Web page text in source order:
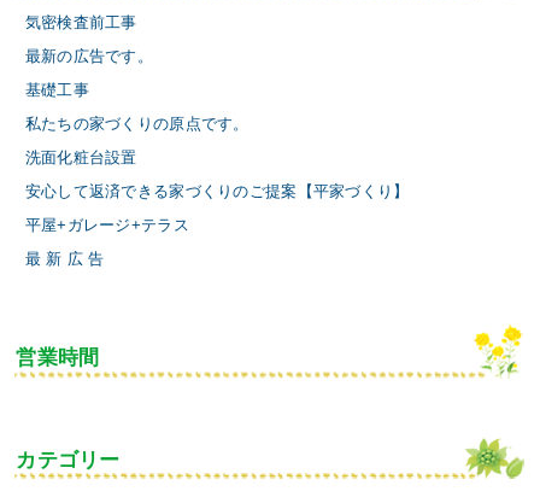
気密検査前工事
最新の広告です。
基礎工事
私たちの家づくりの原点です。
洗面化粧台設置
安心して返済できる家づくりのご提案【平家づくり】
平屋+ガレージ+テラス
最 新 広 告
営業時間
カテゴリー